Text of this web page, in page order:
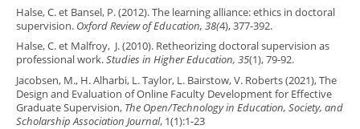
Halse, C. et Bansel, P. (2012). The learning alliance: ethics in doctoral
supervision. Oxford Review of Education, 38(4), 377-392.
Halse, C. et Malfroy, J. (2010). Retheorizing doctoral supervision as
professional work.Studies in Higher Education, 35(1), 79-92.
Jacobsen, M., H. Alharbi, L. Taylor, L. Bairstow, V. Roberts (2021), The
Design and Evaluation of Online Faculty Development for Effective
Graduate Supervision, The Open/Technology in Education, Society, and
Scholarship Association Journal, 1(1):1-23